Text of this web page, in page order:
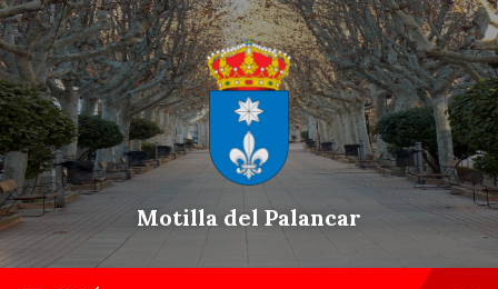
Skip
to
content
Saltar
a
la
navegación
principal
Saltar
a
pie
de
página
Motilla del Palancar